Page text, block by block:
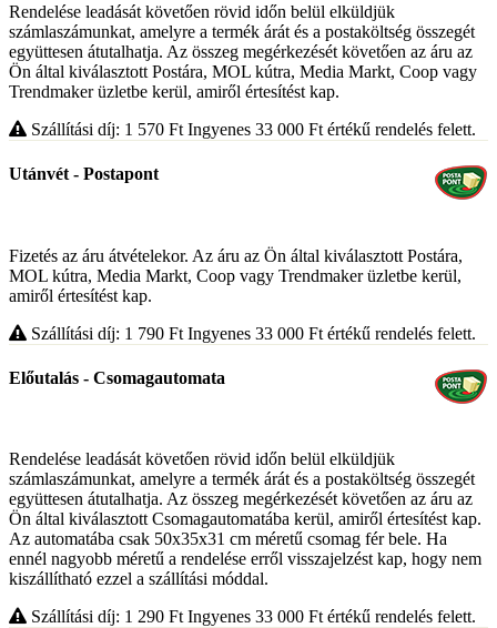
Rendelése leadását követően rövid időn belül elküldjük
számlaszámunkat, amelyre a termék árát és a postaköltség összegét
együttesen átutalhatja. Az összeg megérkezését követően az áru az
Ön által kiválasztott Postára, MOL kútra, Media Markt, Coop vagy
Trendmaker üzletbe kerül, amiről értesítést kap.
Szállítási díj: 1 570 Ft Ingyenes 33 000 Ft értékű rendelés felett.
Utánvét - Postapont
Fizetés az áru átvételekor. Az áru az Ön által kiválasztott Postára,
MOL kútra, Media Markt, Coop vagy Trendmaker üzletbe kerül,
amiről értesítést kap.
Szállítási díj: 1 790 Ft Ingyenes 33 000 Ft értékű rendelés felett.
Előutalás - Csomagautomata
Rendelése leadását követően rövid időn belül elküldjük
számlaszámunkat, amelyre a termék árát és a postaköltség összegét
együttesen átutalhatja. Az összeg megérkezését követően az áru az
Ön által kiválasztott Csomagautomatába kerül, amiről értesítést kap.
Az automatába csak 50x35x31 cm méretű csomag fér bele. Ha
ennél nagyobb méretű a rendelése erről visszajelzést kap, hogy nem
kiszállítható ezzel a szállítási móddal.
Szállítási díj: 1 290 Ft Ingyenes 33 000 Ft értékű rendelés felett.